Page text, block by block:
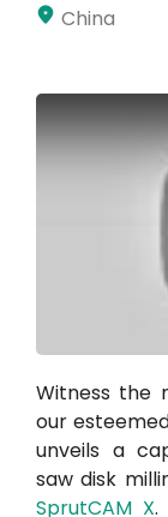
Přihlásit se
China
Witness the
our
unveils a
saw disk
SprutCAM X.